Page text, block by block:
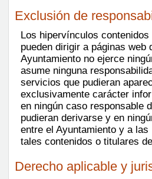
Exclusión de
Los hipervínculos
pueden dirigir a páginas
Ayuntamiento no ejerce
asume ninguna
servicios que pudieran
exclusivamente carácter
en ningún caso responsable
pudieran derivarse y en
entre el Ayuntamiento y a
tales contenidos o titulares
Derecho aplicable y